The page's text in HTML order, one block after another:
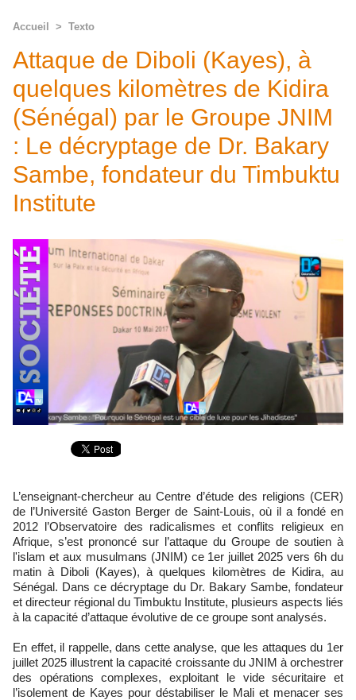
Accueil > Texto
Attaque de Diboli (Kayes), à
quelques kilomètres de Kidira
(Sénégal) par le Groupe JNIM
: Le décryptage de Dr. Bakary
Sambe, fondateur du Timbuktu
Institute
L’enseignant-chercheur au Centre d’étude des religions (CER)
de l’Université Gaston Berger de Saint-Louis, où il a fondé en
2012 l’Observatoire des radicalismes et conflits religieux en
Afrique, s’est prononcé sur l’attaque du Groupe de soutien à
l'islam et aux musulmans (JNIM) ce 1er juillet 2025 vers 6h du
matin à Diboli (Kayes), à quelques kilomètres de Kidira, au
Sénégal. Dans ce décryptage du Dr. Bakary Sambe, fondateur
et directeur régional du Timbuktu Institute, plusieurs aspects liés
à la capacité d’attaque évolutive de ce groupe sont analysés.
En effet, il rappelle, dans cette analyse, que les attaques du 1er
juillet 2025 illustrent la capacité croissante du JNIM à orchestrer
des opérations complexes, exploitant le vide sécuritaire et
l’isolement de Kayes pour déstabiliser le Mali et menacer ses